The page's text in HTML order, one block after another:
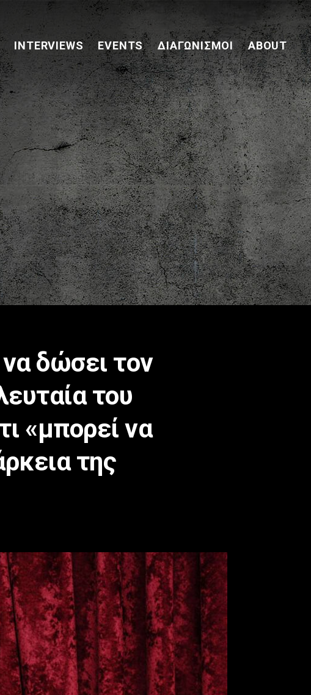
INTERVIEWS EVENTS ΔΙΑΓΩΝΙΣΜΟΊ ABOUT
δώσει τον
του
«μπορεί να
της